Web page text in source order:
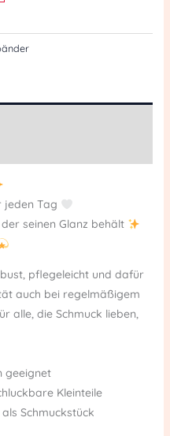
jeden Tag
der seinen Glanz behält
pflegeleicht und dafür
auch bei regelmäßigem
alle, die Schmuck lieben,
geeignet
Kleinteile
Schmuckstück